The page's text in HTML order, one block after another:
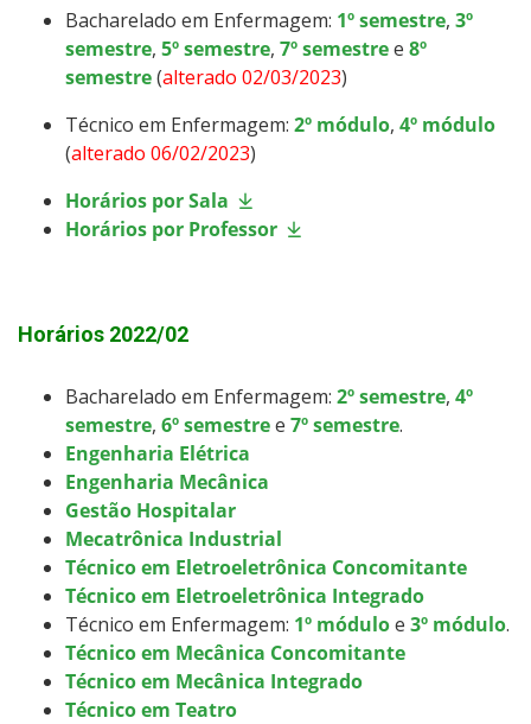
Bacharelado em Enfermagem: 1º semestre, 3º
semestre, 5º semestre, 7º semestree 8º
semestre(alterado 02/03/2023)
Técnico em Enfermagem: 2º módulo, 4º módulo
(alterado 06/02/2023)
Horários por Sala
Horários por Professor
Horários 2022/02
Bacharelado em Enfermagem: 2º semestre, 4º
semestre, 6º semestree 7º semestre.
Engenharia Elétrica
Engenharia Mecânica
Gestão Hospitalar
Mecatrônica Industrial
Técnico em Eletroeletrônica Concomitante
Técnico em Eletroeletrônica Integrado
Técnico em Enfermagem: 1º móduloe 3º módulo.
Técnico em Mecânica Concomitante
Técnico em Mecânica Integrado
Técnico em Teatro